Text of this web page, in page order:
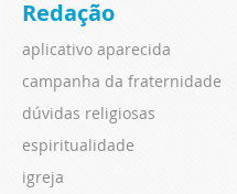
Redação
aplicativo aparecida
campanha da fraternidade
dúvidas religiosas
espiritualidade
igreja